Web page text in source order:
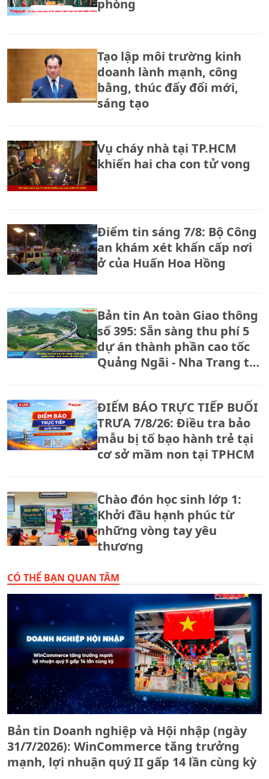
phòng
Tạo lập môi trường kinh
doanh lành mạnh, công
bằng, thúc đẩy đổi mới,
sáng tạo
Vụ cháy nhà tại TP.HCM
khiến hai cha con tử vong
Điểm tin sáng 7/8: Bộ Công
an khám xét khẩn cấp nơi
ở của Huấn Hoa Hồng
Bản tin An toàn Giao thông
số 395: Sẵn sàng thu phí 5
dự án thành phần cao tốc
Quảng Ngãi - Nha Trang từ
ĐIỂM BÁO TRỰC TIẾP BUỔI
TRƯA 7/8/26: Điều tra bảo
mẫu bị tố bạo hành trẻ tại
cơ sở mầm non tại TPHCM
Chào đón học sinh lớp 1:
Khởi đầu hạnh phúc từ
những vòng tay yêu
thương
CÓ THỂ BẠN QUAN TÂM
Bản tin Doanh nghiệp và Hội nhập (ngày
31/7/2026): WinCommerce tăng trưởng
mạnh, lợi nhuận quý II gấp 14 lần cùng kỳ